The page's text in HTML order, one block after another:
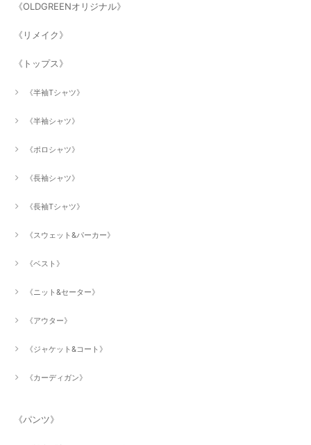
《OLDGREENオリジナル》
《リメイク》
《トップス》
《半袖Tシャツ》
《半袖シャツ》
《ポロシャツ》
《長袖シャツ》
《長袖Tシャツ》
《スウェット&パーカー》
《ベスト》
《ニット&セーター》
《アウター》
《ジャケット&コート》
《カーディガン》
《パンツ》